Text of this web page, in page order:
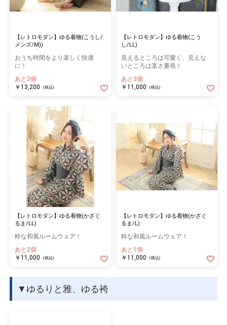
【レトロモダン】ゆる着物(こうし/
メンズ/M))
おうち時間をより楽しく快適
に！
あと3個
￥13,200
(税込)
【レトロモダン】ゆる着物(こう
し/LL)
見えるところは可愛く、見えな
いところは楽さ重視！
あと3個
￥11,000
(税込)
【レトロモダン】ゆる着物(かざぐ
るま/LL)
粋な和風ルームウェア！
あと2個
￥11,000
(税込)
【レトロモダン】ゆる着物(かざぐ
るま/L)
粋な和風ルームウェア！
あと1個
￥11,000
(税込)
▼ゆるりと雅、ゆる袴